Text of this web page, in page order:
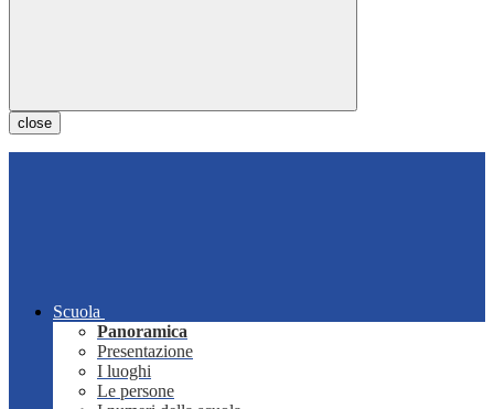
close
Scuola
Panoramica
Presentazione
I luoghi
Le persone